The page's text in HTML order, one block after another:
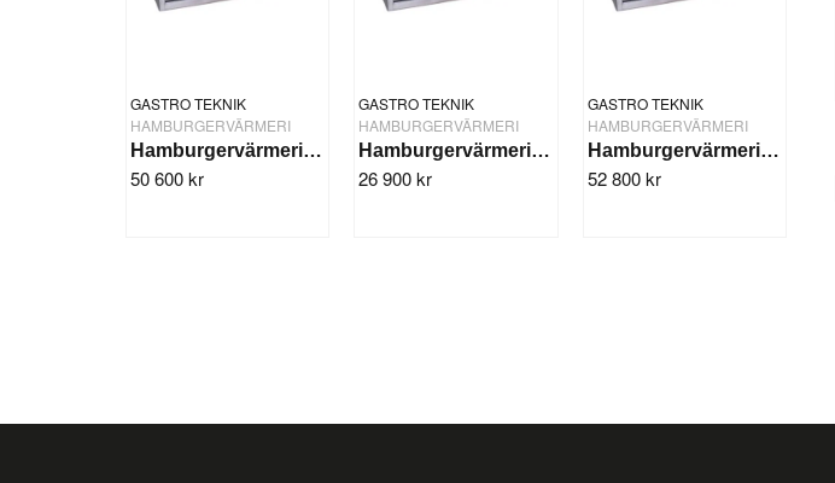
GASTRO TEKNIK
HAMBURGERVÄRMERI
Hamburgervärmeri 85 cm, tvåplans
50 600 kr
GASTRO TEKNIK
HAMBURGERVÄRMERI
Hamburgervärmeri 85 cm, enplans
26 900 kr
GASTRO TEKNIK
HAMBURGERVÄRMERI
Hamburgervärmeri 100 cm, tvåplans
52 800 kr